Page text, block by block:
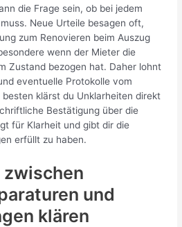
die Frage sein, ob bei jedem
Neue Urteile besagen oft,
zum Renovieren beim Auszug
wenn der Mieter die
Zustand bezogen hat. Daher lohnt
eventuelle Protokolle vom
klärst du Unklarheiten direkt
Bestätigung über die
für Klarheit und gibt dir die
erfüllt zu haben.
und
klären